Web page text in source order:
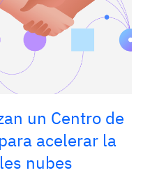
un Centro de
acelerar la
nubes